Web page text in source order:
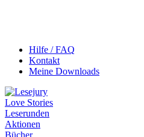
Hilfe / FAQ
Kontakt
Meine Downloads
Love Stories
Leserunden
Aktionen
Bücher